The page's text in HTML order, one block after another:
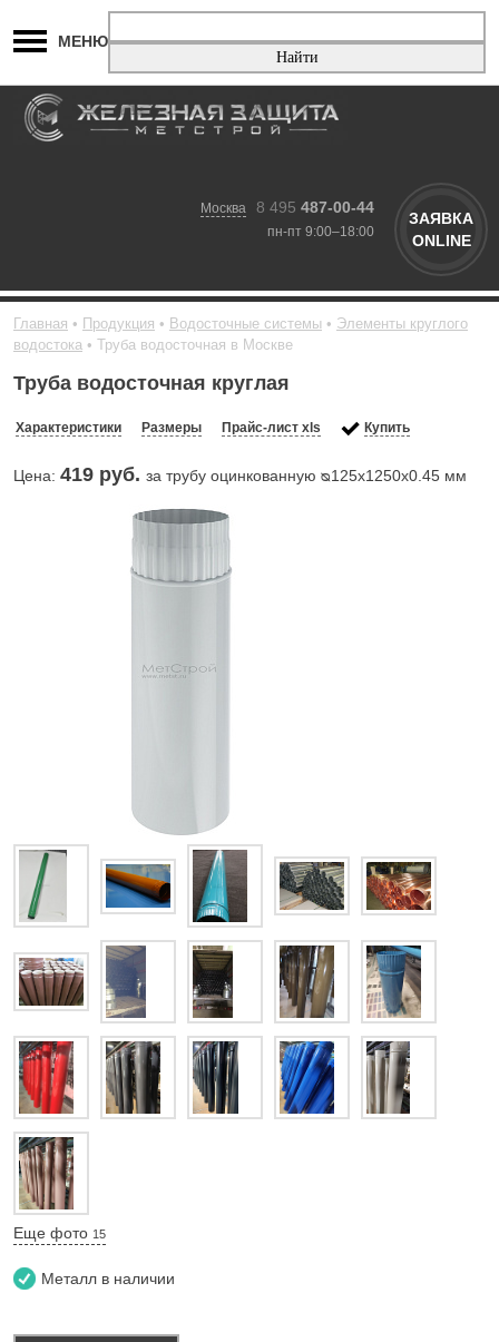
МЕНЮ
Москва 8 495 487-00-44
пн-пт 9:00–18:00
ЗАЯВКА
ONLINE
Главная Продукция Водосточные системы
Элементы круглого
водостока
Труба водосточная в Москве
Труба водосточная круглая
Характеристики Размеры Прайс-лист xls Купить
Цена: 419 руб. за трубу оцинкованную ᴓ125х1250х0.45 мм
Еще фото 15
Металл в наличии